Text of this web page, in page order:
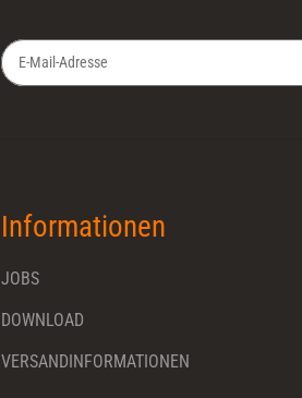
Informationen
JOBS
DOWNLOAD
VERSANDINFORMATIONEN